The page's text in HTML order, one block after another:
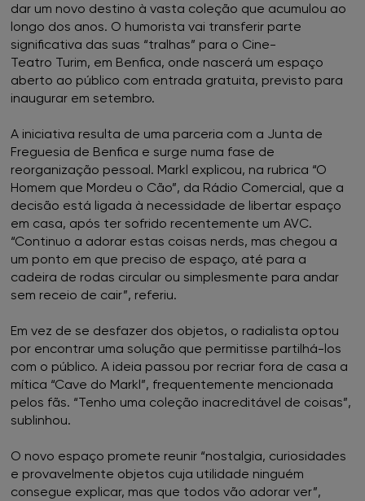
FNAC Évora
FNAC Faro
FNAC Guimarães
FNAC IST
FNAC Leiria
FNAC Loulé
FNAC Mar Shopping
FNAC NOVA SBE
dar um novo destino à vasta coleção que acumulou ao
longo dos anos. O humorista vai transferir parte
significativa das suas “tralhas” para o Cine-
Teatro Turim, em Benfica, onde nascerá um espaço
aberto ao público com entrada gratuita, previsto para
inaugurar em setembro.
A iniciativa resulta de uma parceria com a Junta de
Freguesia de Benfica e surge numa fase de
reorganização pessoal. Markl explicou, na rubrica “O
Homem que Mordeu o Cão”, da Rádio Comercial, que a
decisão está ligada à necessidade de libertar espaço
em casa, após ter sofrido recentemente um AVC.
“Continuo a adorar estas coisas nerds, mas chegou a
um ponto em que preciso de espaço, até para a
cadeira de rodas circular ou simplesmente para andar
sem receio de cair”, referiu.
Em vez de se desfazer dos objetos, o radialista optou
por encontrar uma solução que permitisse partilhá-los
com o público. A ideia passou por recriar fora de casa a
mítica “Cave do Markl”, frequentemente mencionada
pelos fãs. “Tenho uma coleção inacreditável de coisas”,
sublinhou.
O novo espaço promete reunir “nostalgia, curiosidades
e provavelmente objetos cuja utilidade ninguém
consegue explicar, mas que todos vão adorar ver”,